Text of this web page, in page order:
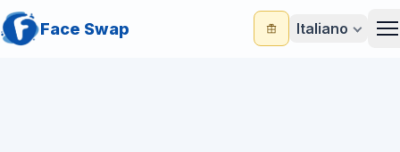
Face Swap Italiano